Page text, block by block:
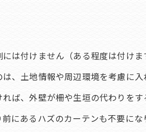
は付けません（ある程度は付けま
、土地情報や周辺環境を考慮に
ば、外壁が柵や生垣の代わりを
にあるハズのカーテンも不要にな